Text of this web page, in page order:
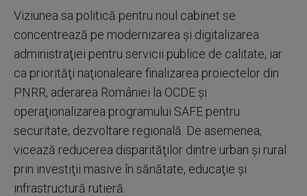
Viziunea sa politică pentru noul cabinet se
concentrează pe modernizarea şi digitalizarea
administraţiei pentru servicii publice de calitate, iar
ca priorităţi naţionaleare finalizarea proiectelor din
PNRR, aderarea României la OCDE şi
operaţionalizarea programului SAFE pentru
securitate, dezvoltare regională. De asemenea,
vicează reducerea disparităţilor dintre urban şi rural
prin investiţii masive în sănătate, educaţie şi
infrastructură rutieră.